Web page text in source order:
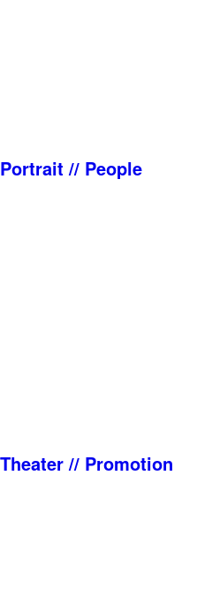
Portrait // People
Theater // Promotion